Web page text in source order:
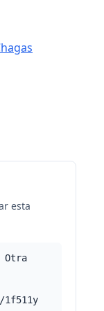
esta
Otra